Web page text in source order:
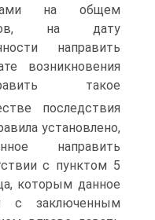
на общем
на дату
направить
возникновения
такое
последствия
установлено,
направить
с пунктом 5
которым данное
с заключенным